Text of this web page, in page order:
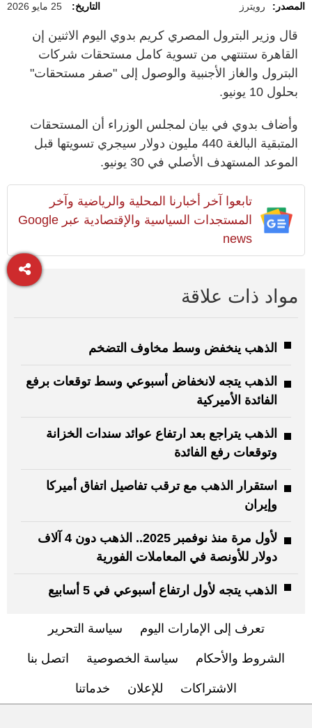
المصدر: رويترز التاريخ: 25 مايو 2026
قال ‌وزير ​البترول المصري كريم بدوي اليوم الاثنين إن
القاهرة ⁠ستنتهي من تسوية كامل مستحقات ‌شركات
البترول والغاز الأجنبية ‌والوصول إلى "صفر مستحقات"
‌بحلول 10 ‌يونيو.
وأضاف ‌بدوي في بيان ​لمجلس ‌الوزراء ​أن المستحقات
⁠المتبقية البالغة 440 ​مليون ⁠دولار سيجري ⁠تسويتها قبل
⁠الموعد المستهدف الأصلي في 30 يونيو.
تابعوا آخر أخبارنا المحلية والرياضية وآخر
المستجدات السياسية والإقتصادية عبر Google
news
مواد ذات علاقة
الذهب ينخفض وسط مخاوف التضخم
الذهب يتجه لانخفاض أسبوعي وسط توقعات برفع
الفائدة الأميركية
الذهب يتراجع بعد ارتفاع عوائد سندات الخزانة
وتوقعات رفع الفائدة
استقرار الذهب مع ترقب تفاصيل اتفاق أميركا
وإيران
لأول مرة منذ نوفمبر 2025.. الذهب دون 4 آلاف
دولار للأونصة في المعاملات الفورية
الذهب يتجه لأول ارتفاع أسبوعي في 5 أسابيع
تعرف إلى الإمارات اليوم سياسة التحرير
الشروط والأحكام سياسة الخصوصية اتصل بنا
الاشتراكات للإعلان خدماتنا